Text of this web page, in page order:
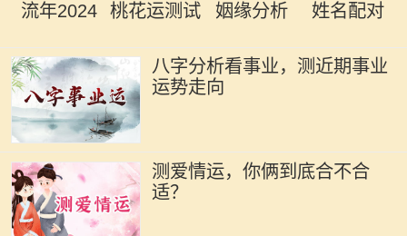
流年2024 桃花运测试 姻缘分析 姓名配对
八字分析看事业，测近期事业
运势走向
测爱情运，你俩到底合不合
适？